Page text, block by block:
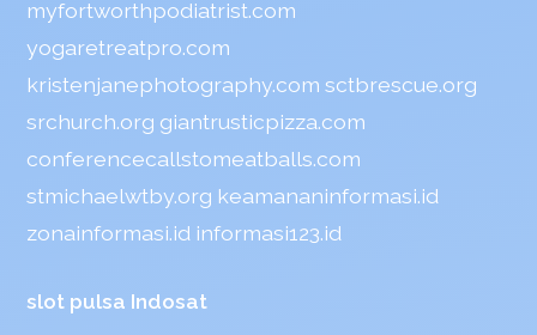
myfortworthpodiatrist.com
yogaretreatpro.com
kristenjanephotography.com sctbrescue.org
srchurch.org giantrusticpizza.com
conferencecallstomeatballs.com
stmichaelwtby.org keamananinformasi.id
zonainformasi.id informasi123.id
slot pulsa Indosat